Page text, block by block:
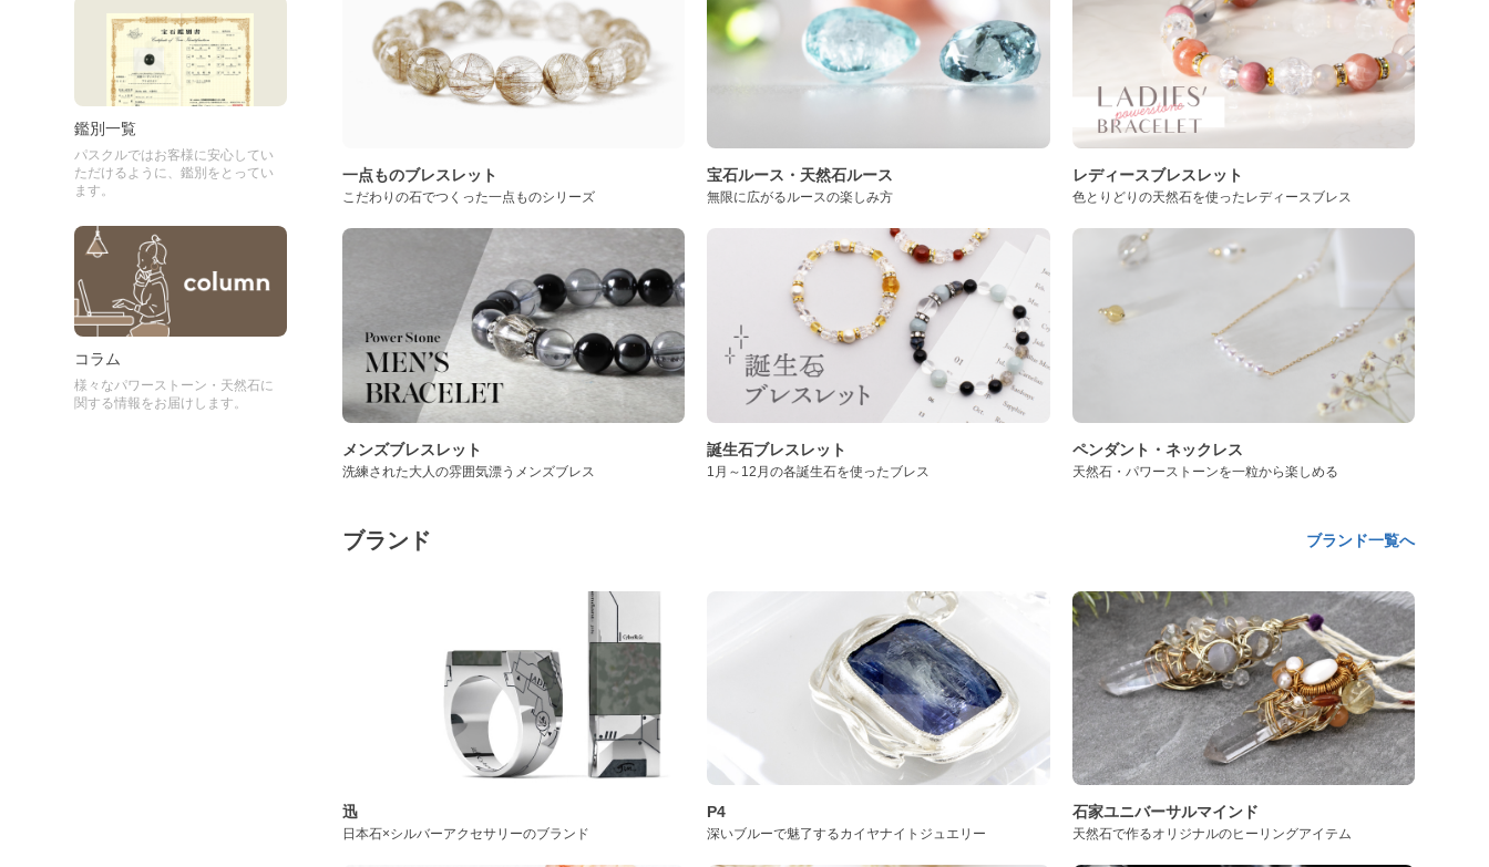
鑑別一覧
パスクルではお客様に安心してい
ただけるように、鑑別をとってい
ます。
コラム
様々なパワーストーン・天然石に
関する情報をお届けします。
一点ものブレスレット
こだわりの石でつくった一点ものシリーズ
宝石ルース・天然石ルース
無限に広がるルースの楽しみ方
レディースブレスレット
色とりどりの天然石を使ったレディースブレス
メンズブレスレット
洗練された大人の雰囲気漂うメンズブレス
誕生石ブレスレット
1月～12月の各誕生石を使ったブレス
ペンダント・ネックレス
天然石・パワーストーンを一粒から楽しめる
ブランド ブランド一覧へ
迅
日本石×シルバーアクセサリーのブランド
P4
深いブルーで魅了するカイヤナイトジュエリー
石家ユニバーサルマインド
天然石で作るオリジナルのヒーリングアイテム